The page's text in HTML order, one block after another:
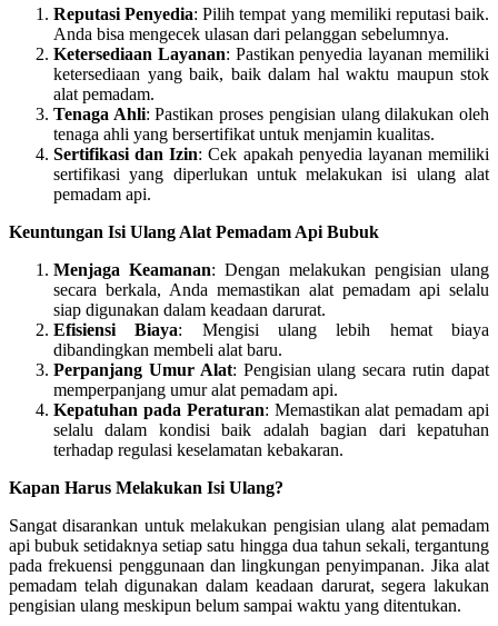
Reputasi Penyedia: Pilih tempat yang memiliki reputasi baik.
Anda bisa mengecek ulasan dari pelanggan sebelumnya.
Ketersediaan Layanan: Pastikan penyedia layanan memiliki
ketersediaan yang baik, baik dalam hal waktu maupun stok
alat pemadam.
Tenaga Ahli: Pastikan proses pengisian ulang dilakukan oleh
tenaga ahli yang bersertifikat untuk menjamin kualitas.
Sertifikasi dan Izin: Cek apakah penyedia layanan memiliki
sertifikasi yang diperlukan untuk melakukan isi ulang alat
pemadam api.
Keuntungan Isi Ulang Alat Pemadam Api Bubuk
Menjaga Keamanan: Dengan melakukan pengisian ulang
secara berkala, Anda memastikan alat pemadam api selalu
siap digunakan dalam keadaan darurat.
Efisiensi Biaya: Mengisi ulang lebih hemat biaya
dibandingkan membeli alat baru.
Perpanjang Umur Alat: Pengisian ulang secara rutin dapat
memperpanjang umur alat pemadam api.
Kepatuhan pada Peraturan: Memastikan alat pemadam api
selalu dalam kondisi baik adalah bagian dari kepatuhan
terhadap regulasi keselamatan kebakaran.
Kapan Harus Melakukan Isi Ulang?
Sangat disarankan untuk melakukan pengisian ulang alat pemadam
api bubuk setidaknya setiap satu hingga dua tahun sekali, tergantung
pada frekuensi penggunaan dan lingkungan penyimpanan. Jika alat
pemadam telah digunakan dalam keadaan darurat, segera lakukan
pengisian ulang meskipun belum sampai waktu yang ditentukan.